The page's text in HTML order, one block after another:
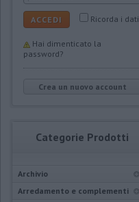
ACCEDI Ricorda i dati
Hai dimenticato la
password?
Crea un nuovo account
Categorie Prodotti
Archivio
Arredamento e complementi